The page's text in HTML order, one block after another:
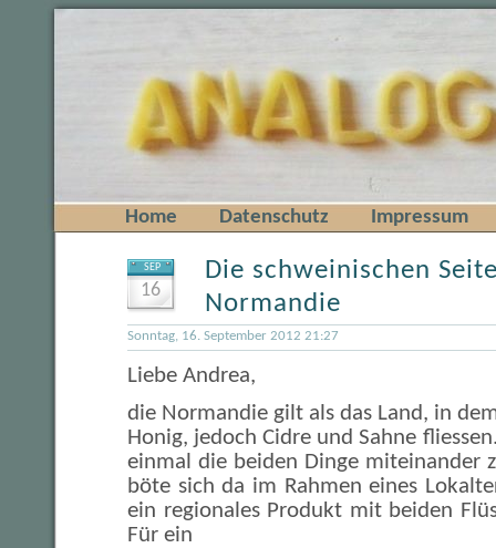
Home Datenschutz Impressum
SEP
16
Die schweinischen
Normandie
Sonntag, 16. September 2012 21:27
Liebe Andrea,
die Normandie gilt als das Land, in
Honig, jedoch Cidre und Sahne
einmal die beiden Dinge miteinander
böte sich da im Rahmen eines
ein regionales Produkt mit beiden
Für ein